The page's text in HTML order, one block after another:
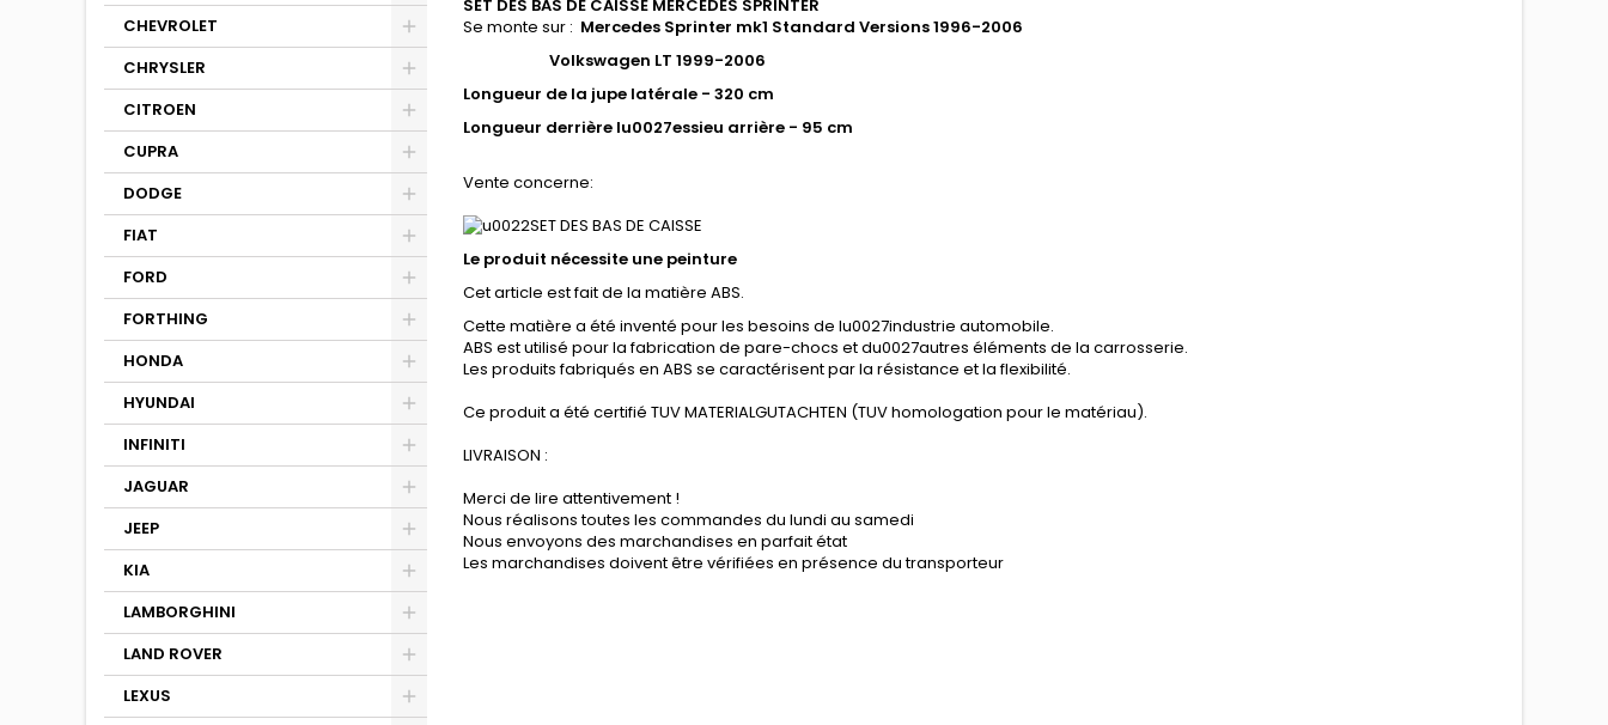
CHEVROLET
CHRYSLER
CITROEN
CUPRA
DODGE
FIAT
FORD
FORTHING
HONDA
HYUNDAI
INFINITI
JAGUAR
JEEP
KIA
LAMBORGHINI
LAND ROVER
LEXUS
SET DES BAS DE CAISSE MERCEDES SPRINTER
Se monte sur : Mercedes Sprinter mk1 Standard Versions 1996-2006
Volkswagen LT 1999-2006
Longueur de la jupe latérale - 320 cm
Longueur derrière lu0027essieu arrière - 95 cm
Vente concerne:
SET DES BAS DE CAISSE
Le produit nécessite une peinture
Cet article est fait de la matière ABS.
Cette matière a été inventé pour les besoins de lu0027industrie automobile.
ABS est utilisé pour la fabrication de pare-chocs et du0027autres éléments de la carrosserie.
Les produits fabriqués en ABS se caractérisent par la résistance et la flexibilité.
Ce produit a été certifié TUV MATERIALGUTACHTEN (TUV homologation pour le matériau).
LIVRAISON :
Merci de lire attentivement !
Nous réalisons toutes les commandes du lundi au samedi
Nous envoyons des marchandises en parfait état
Les marchandises doivent être vérifiées en présence du transporteur